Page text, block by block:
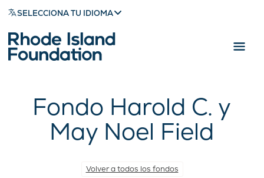
SELECCIONA TU IDIOMA
Fondo Harold C. y
May Noel Field
Volver a todos los fondos